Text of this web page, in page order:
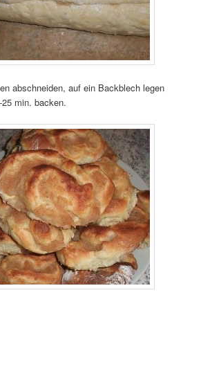
abschneiden, auf ein Backblech legen
min. backen.